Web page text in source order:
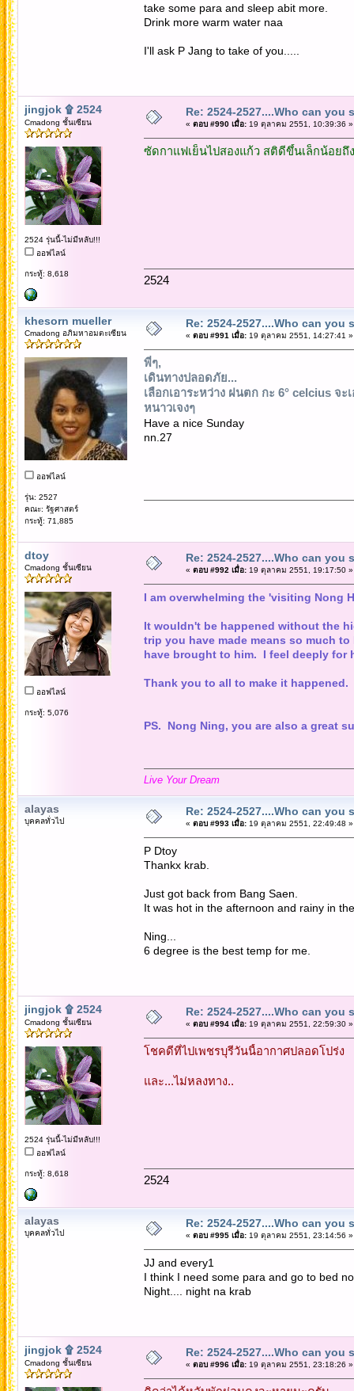
take some para and sleep abit more.
Drink more warm water naa
I'll ask P Jang to take of you.....
jingjok ۩ 2524
Cmadong ชั้นเซียน
2524 รุ่นนี้-ไม่มีหลับ!!!
ออฟไลน์
กระทู้: 8,618
Re: 2524-2527....Who can you
« ตอบ #990 เมื่อ:19 ตุลาคม 2551, 10:39:36 »
ซัดกาแฟเย็นไปสองแก้ว สติดีขึ้นเล็กน้อยถึ
2524
khesorn mueller
Cmadong อภิมหาอมตะเซียน
ออฟไลน์
รุ่น: 2527
คณะ: รัฐศาสตร์
กระทู้: 71,885
Re: 2524-2527....Who can you
« ตอบ #991 เมื่อ:19 ตุลาคม 2551, 14:27:41 »
พี่ๆ,
เดินทางปลอดภัย...
เลือกเอาระหว่าง ฝนตก กะ 6° celcius จะ
หนาวเจงๆ
Have a nice Sunday
nn.27
dtoy
Cmadong ชั้นเซียน
ออฟไลน์
กระทู้: 5,076
Re: 2524-2527....Who can you
« ตอบ #992 เมื่อ:19 ตุลาคม 2551, 19:17:50 »
I am overwhelming the 'visiting Nong
It wouldn't be happened without the
trip you have made means so much
have brought to him. I feel deeply for
Thank you to all to make it happened.
PS. Nong Ning, you are also a great
Live Your Dream
alayas
บุคคลทั่วไป
Re: 2524-2527....Who can you
« ตอบ #993 เมื่อ:19 ตุลาคม 2551, 22:49:48 »
P Dtoy
Thankx krab.
Just got back from Bang Saen.
It was hot in the afternoon and rainy in
Ning...
6 degree is the best temp for me.
jingjok ۩ 2524
Cmadong ชั้นเซียน
2524 รุ่นนี้-ไม่มีหลับ!!!
ออฟไลน์
กระทู้: 8,618
Re: 2524-2527....Who can you
« ตอบ #994 เมื่อ:19 ตุลาคม 2551, 22:59:30 »
โชคดีที่ไปเพชรบุรีวันนี้อากาศปลอดโปร่ง
และ...ไม่หลงทาง..
2524
alayas
บุคคลทั่วไป
Re: 2524-2527....Who can you
« ตอบ #995 เมื่อ:19 ตุลาคม 2551, 23:14:56 »
JJ and every1
I think I need some para and go to bed
Night.... night na krab
jingjok ۩ 2524
Cmadong ชั้นเซียน
Re: 2524-2527....Who can you
« ตอบ #996 เมื่อ:19 ตุลาคม 2551, 23:18:26 »